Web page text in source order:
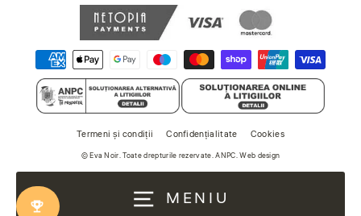
MENIU
Termeni și condiții Confidențialitate Cookies
©Eva Noir. Toate drepturile rezervate.ANPC.Web design